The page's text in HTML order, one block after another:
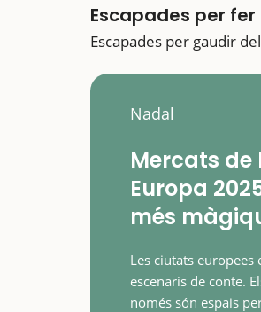
Escapades per
Escapades per gaudir
Nadal
Mercats de
Europa
més
Les ciutats
escenaris de conte.
només són espais